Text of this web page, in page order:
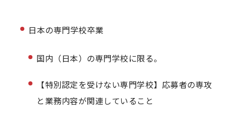
日本の専門学校卒業
国内（日本）の専門学校に限る。
【特別認定を受けない専門学校】応募者の専攻
と業務内容が関連していること